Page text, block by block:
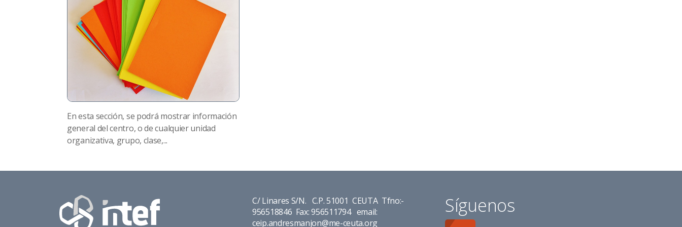
En esta sección, se podrá mostrar información
general del centro, o de cualquier unidad
organizativa, grupo, clase,...
C/ Linares S/N. C.P. 51001 CEUTA Tfno:-
956518846 Fax: 956511794 email:
ceip.andresmanjon@me-ceuta.org
Síguenos